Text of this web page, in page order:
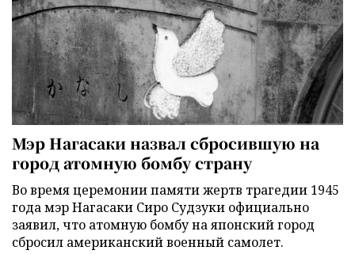
Мэр Нагасаки назвал сбросившую на
город атомную бомбу страну
Во время церемонии памяти жертв трагедии 1945
года мэр Нагасаки Сиро Судзуки официально
заявил, что атомную бомбу на японский город
сбросил американский военный самолет.